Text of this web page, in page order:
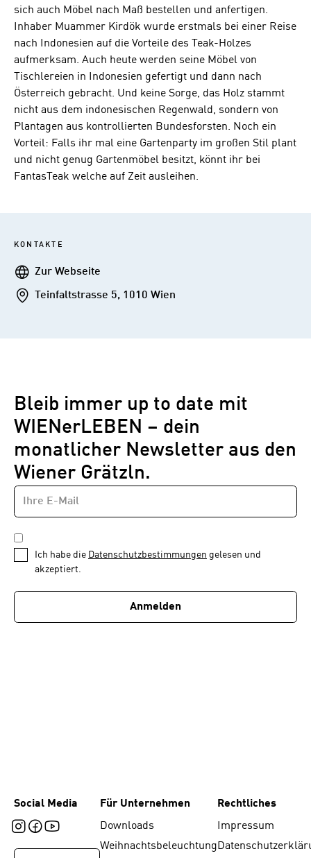
sich auch Möbel nach Maß bestellen und anfertigen.
Inhaber Muammer Kirdök wurde erstmals bei einer Reise
nach Indonesien auf die Vorteile des Teak-Holzes
aufmerksam. Auch heute werden seine Möbel von
Tischlereien in Indonesien gefertigt und dann nach
Österreich gebracht. Und keine Sorge, das Holz stammt
nicht aus dem indonesischen Regenwald, sondern von
Plantagen aus kontrollierten Bundesforsten. Noch ein
Vorteil: Falls ihr mal eine Gartenparty im großen Stil plant
und nicht genug Gartenmöbel besitzt, könnt ihr bei
FantasTeak welche auf Zeit ausleihen.
KONTAKTE
WebseiteZur Webseite
AddresseTeinfaltstrasse 5, 1010 Wien
Bleib immer up to date mit
WIENerLEBEN – dein
monatlicher Newsletter aus den
Wiener Grätzln.
Newsletter
1
von
E-
MAIL-
ADRESSE
DATENSCHUTZBESTIMMUNGEN
*
Ich habe die Datenschutzbestimmungen gelesen und
akzeptiert.
Anmelden
Social Media
Für Unternehmen
Downloads
Weihnachtsbeleuchtung
Rechtliches
Impressum